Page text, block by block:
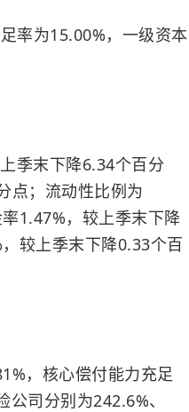
率为15.00%，一级资本
季末下降6.34个百分
点；流动性比例为
1.47%，较上季末下降
较上季末下降0.33个百
，核心偿付能力充足
司分别为242.6%、